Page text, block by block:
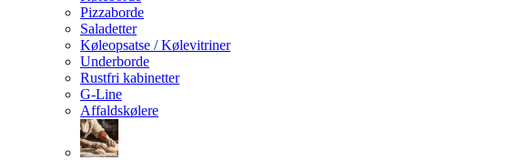
Pizzaborde
Saladetter
Køleopsatse / Kølevitriner
Underborde
Rustfri kabinetter
G-Line
Affaldskølere